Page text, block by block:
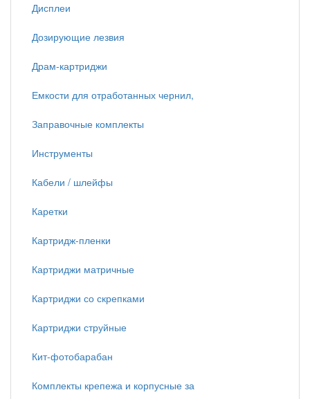
Дисплеи
Дозирующие лезвия
Драм-картриджи
Емкости для отработанных чернил,
Заправочные комплекты
Инструменты
Кабели / шлейфы
Каретки
Картридж-пленки
Картриджи матричные
Картриджи со скрепками
Картриджи струйные
Кит-фотобарабан
Комплекты крепежа и корпусные за